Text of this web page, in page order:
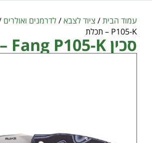
עמוד הבית/ ציוד לצבא/לדרמנים ואולרים
P105-K – תכלת
סכין Fang P105-K – תכלת